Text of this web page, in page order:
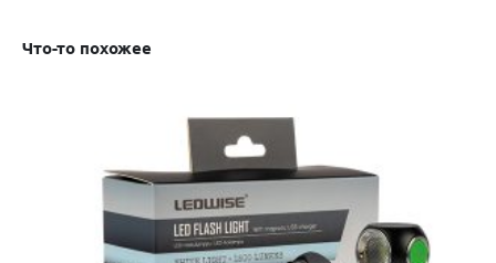
Что-то похожее